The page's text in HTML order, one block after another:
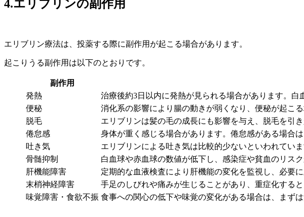
4.エリブリンの副作用
エリブリン療法は、投薬する際に副作用が起こる場合があります。
起こりうる副作用は以下のとおりです。
副作用
発熱
治療後約3日以内に発熱が見られる場合があります。
便秘
消化系の影響により腸の動きが弱くなり、便秘が起こ
脱毛
エリブリンは髪の毛の成長にも影響を与え、脱毛を引
倦怠感
身体が重く感じる場合があります。倦怠感がある場合
吐き気
エリブリンによる吐き気は比較的少ないといわれてい
骨髄抑制
白血球や赤血球の数値が低下し、感染症や貧血のリスク
肝機能障害
定期的な血液検査により肝機能の変化を監視し、必要
末梢神経障害
手足のしびれや痛みが生じることがあり、重症化する
味覚障害・食欲不振 食事への関心の低下や味覚の変化がある場合は、まず